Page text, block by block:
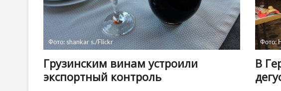
Фото: shankar s./Flickr
Грузинским винам устроили
экспортный контроль
Фото:
В